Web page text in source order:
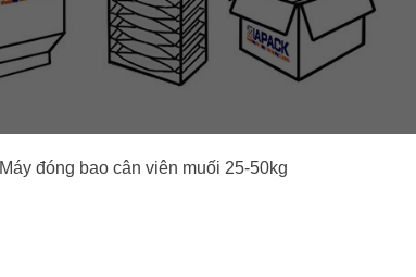
Máy đóng bao cân viên muối 25-50kg